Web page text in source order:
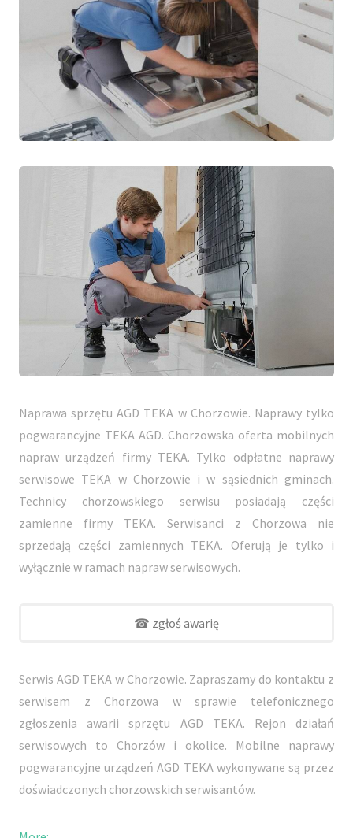
Naprawa sprzętu AGD TEKA w Chorzowie. Naprawy tylko
pogwarancyjne TEKA AGD. Chorzowska oferta mobilnych
napraw urządzeń firmy TEKA. Tylko odpłatne naprawy
serwisowe TEKA w Chorzowie i w sąsiednich gminach.
Technicy chorzowskiego serwisu posiadają części
zamienne firmy TEKA. Serwisanci z Chorzowa nie
sprzedają części zamiennych TEKA. Oferują je tylko i
wyłącznie w ramach napraw serwisowych.
☎ zgłoś awarię
Serwis AGD TEKA w Chorzowie. Zapraszamy do kontaktu z
serwisem z Chorzowa w sprawie telefonicznego
zgłoszenia awarii sprzętu AGD TEKA. Rejon działań
serwisowych to Chorzów i okolice. Mobilne naprawy
pogwarancyjne urządzeń AGD TEKA wykonywane są przez
doświadczonych chorzowskich serwisantów.